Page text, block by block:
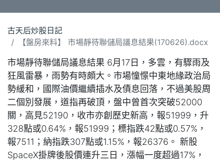
古天后炒股日記
【盤房來料】 市場靜待聯儲局議息結果(170626).docx
市場靜待聯儲局議息結果 6月17日，多雲，有驟雨及
狂風雷暴，雨勢有時頗大。市場憧憬中東地緣政治局
勢緩和，國際油價繼續插水及債息回落，不過美股周
二個別發展，道指再破頂，盤中曾首次突破52000
關，高見52190，收市亦創歷史新高，報51999，升
328點或0.64%，報51999；標指跌42點或0.57%，
報7511；納指跌307點或1.15%，報26376。 新股
SpaceX掛牌後股價連升三日，漲幅一度超過17%，